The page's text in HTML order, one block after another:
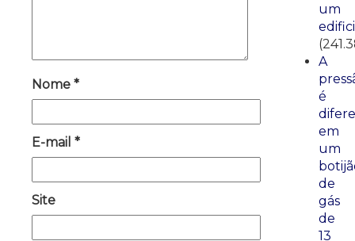
Nome *
E-mail *
Site
um
A
é
em
um
de
gás
de
13